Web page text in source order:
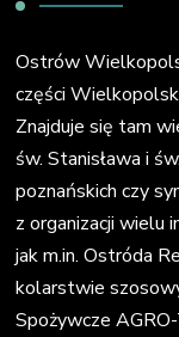
Ostrów
części
Znajduje się tam
św. Stanisława i
poznańskich czy
z organizacji wielu
jak m.in. Ostróda
kolarstwie
Spożywcze